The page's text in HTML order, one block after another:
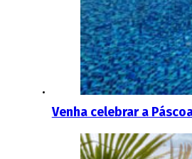
Venha celebrar a